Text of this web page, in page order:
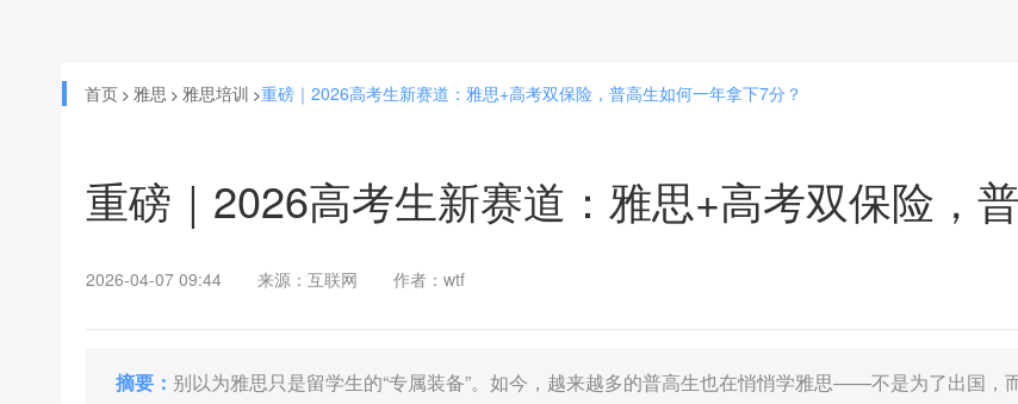
首页 > 雅思 > 雅思培训 >重磅｜2026高考生新赛道：雅思+高考双保险，普高生如何一年拿下7分？
重磅｜2026高考生新赛道：雅思+高考双保险，
2026-04-07 09:44 来源：互联网 作者：wtf
摘要： 别以为雅思只是留学生的“专属装备”。如今，越来越多的普高生也在悄悄学雅思——不是为了出国，